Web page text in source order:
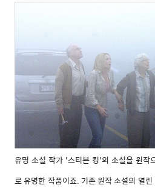
유명 소설 작가 '스티븐 킹'의 소설을 원작
로 유명한 작품이죠. 기존 원작 소설의 열